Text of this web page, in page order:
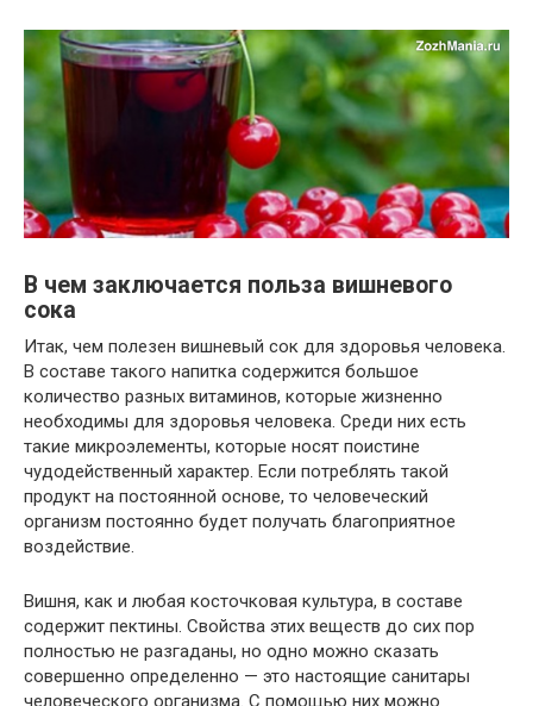
В чем заключается польза вишневого
сока
Итак, чем полезен вишневый сок для здоровья человека.
В составе такого напитка содержится большое
количество разных витаминов, которые жизненно
необходимы для здоровья человека. Среди них есть
такие микроэлементы, которые носят поистине
чудодейственный характер. Если потреблять такой
продукт на постоянной основе, то человеческий
организм постоянно будет получать благоприятное
воздействие.
Вишня, как и любая косточковая культура, в составе
содержит пектины. Свойства этих веществ до сих пор
полностью не разгаданы, но одно можно сказать
совершенно определенно — это настоящие санитары
человеческого организма. С помощью них можно